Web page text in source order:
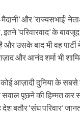
और ‘राज्यसभाई’
‘परिवारवाद’ के
उसके बाद भी वह
और आनंद शर्मा भी
आज़ादी दुनिया के
पूछने की हिम्मत कर
बतौर ‘संघ परिवार’